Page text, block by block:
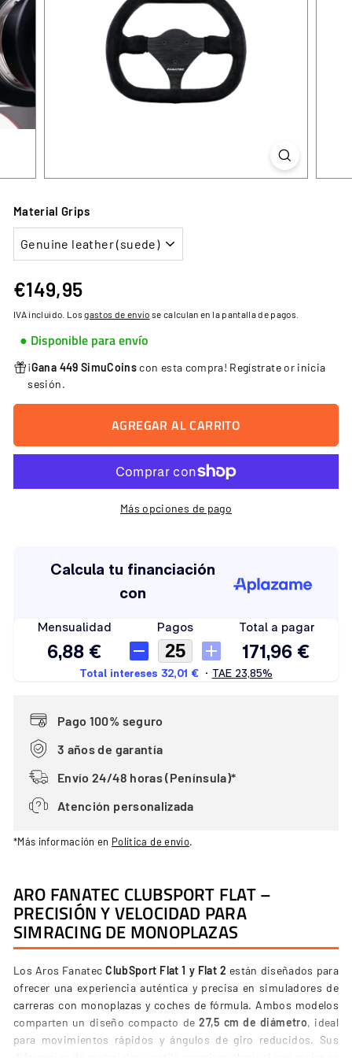
Material Grips
Precio
habitual
€149,95
IVA incluido. Losgastos de envío se calculan en la pantalla de pagos.
● Disponible para envío
¡Gana 449 SimuCoinscon esta compra! Regístrateor inicia
sesión.
AGREGAR AL CARRITO
Más opciones de pago
Pago 100% seguro
3 años de garantía
Envío 24/48 horas (Península)*
Atención personalizada
*Más información en Política de envío.
ARO FANATEC CLUBSPORT FLAT –
PRECISIÓN Y VELOCIDAD PARA
SIMRACING DE MONOPLAZAS
Los Aros FanatecClubSport Flat 1 y Flat 2 están diseñados para
ofrecer una experiencia auténtica y precisa en simuladores de
carreras con monoplazas y coches de fórmula. Ambos modelos
comparten un diseño compacto de27,5 cm de diámetro, ideal
para movimientos rápidos y ángulos de giro reducidos. Sus